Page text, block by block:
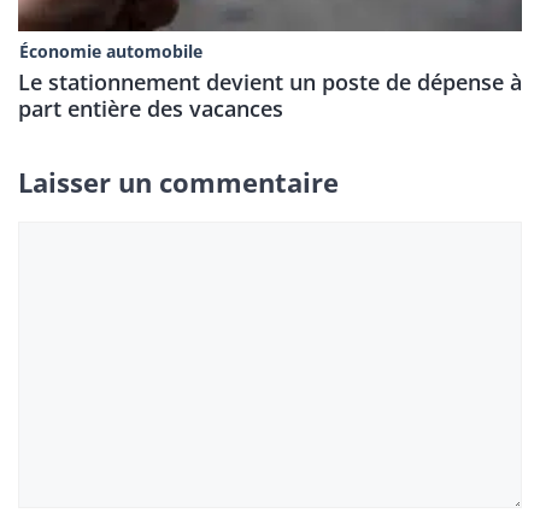
Économie automobile
Le stationnement devient un poste de dépense à
part entière des vacances
Laisser un commentaire